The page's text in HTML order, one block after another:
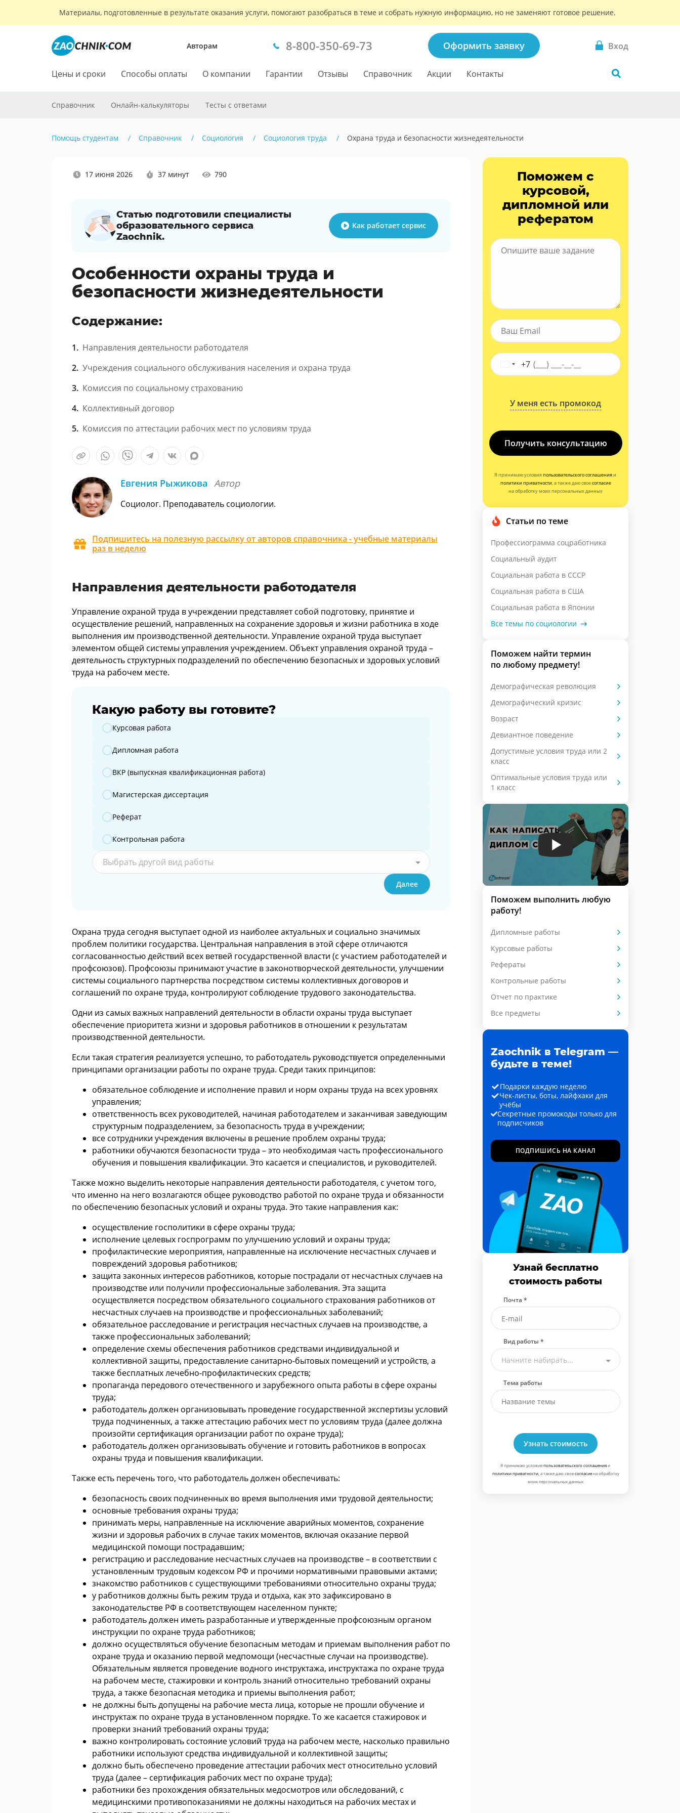
Материалы, подготовленные в результате оказания услуги, помогают разобраться в теме и собрать нужную информацию, но не заменяют готовое решение.
Авторам 8-800-350-69-73 Оформить заявку Вход
Цены и сроки Способы оплаты О компании Гарантии Отзывы Справочник Акции Контакты
Справочник Онлайн-калькуляторы Тесты с ответами
Помощь студентам Справочник Социология Социология труда Охрана труда и безопасности жизнедеятельности
17 июня 2026 37 минут 790
Статью подготовили специалисты
образовательного сервиса
Zaochnik.
Как работает сервис
Особенности охраны труда и
безопасности жизнедеятельности
Содержание:
Направления деятельности работодателя
Учреждения социального обслуживания населения и охрана труда
Комиссия по социальному страхованию
Коллективный договор
Комиссия по аттестации рабочих мест по условиям труда
Евгения Рыжикова Автор
Социолог. Преподаватель социологии.
Подпишитесь на полезную рассылку от авторов справочника - учебные материалы
раз в неделю
Направления деятельности работодателя
Управление охраной труда в учреждении представляет собой подготовку, принятие и
осуществление решений, направленных на сохранение здоровья и жизни работника в ходе
выполнения им производственной деятельности. Управление охраной труда выступает
элементом общей системы управления учреждением. Объект управления охраной труда –
деятельность структурных подразделений по обеспечению безопасных и здоровых условий
труда на рабочем месте.
Какую работу вы готовите?
Какую работу вы готовите?
Курсовая работа
Дипломная работа
ВКР (выпускная квалификационная работа)
Магистерская диссертация
Реферат
Контрольная работа
Выбрать другой вид работы
Далее
Охрана труда сегодня выступает одной из наиболее актуальных и социально значимых
проблем политики государства. Центральная направления в этой сфере отличаются
согласованностью действий всех ветвей государственной власти (с участием работодателей и
профсоюзов). Профсоюзы принимают участие в законотворческой деятельности, улучшении
системы социального партнерства посредством системы коллективных договоров и
соглашений по охране труда, контролируют соблюдение трудового законодательства.
Одни из самых важных направлений деятельности в области охраны труда выступает
обеспечение приоритета жизни и здоровья работников в отношении к результатам
производственной деятельности.
Если такая стратегия реализуется успешно, то работодатель руководствуется определенными
принципами организации работы по охране труда. Среди таких принципов:
обязательное соблюдение и исполнение правил и норм охраны труда на всех уровнях
управления;
ответственность всех руководителей, начиная работодателем и заканчивая заведующим
структурным подразделением, за безопасность труда в учреждении;
все сотрудники учреждения включены в решение проблем охраны труда;
работники обучаются безопасности труда – это необходимая часть профессионального
обучения и повышения квалификации. Это касается и специалистов, и руководителей.
Также можно выделить некоторые направления деятельности работодателя, с учетом того,
что именно на него возлагаются общее руководство работой по охране труда и обязанности
по обеспечению безопасных условий и охраны труда. Это такие направления как:
осуществление госполитики в сфере охраны труда;
исполнение целевых госпрограмм по улучшению условий и охраны труда;
профилактические мероприятия, направленные на исключение несчастных случаев и
повреждений здоровья работников;
защита законных интересов работников, которые пострадали от несчастных случаев на
производстве или получили профессиональные заболевания. Эта защита
осуществляется посредством обязательного социального страхования работников от
несчастных случаев на производстве и профессиональных заболеваний;
обязательное расследование и регистрация несчастных случаев на производстве, а
также профессиональных заболеваний;
определение схемы обеспечения работников средствами индивидуальной и
коллективной защиты, предоставление санитарно-бытовых помещений и устройств, а
также бесплатных лечебно-профилактических средств;
пропаганда передового отечественного и зарубежного опыта работы в сфере охраны
труда;
работодатель должен организовывать проведение государственной экспертизы условий
труда подчиненных, а также аттестацию рабочих мест по условиям труда (далее должна
произойти сертификация организации работ по охране труда);
работодатель должен организовывать обучение и готовить работников в вопросах
охраны труда и повышения квалификации.
Также есть перечень того, что работодатель должен обеспечивать:
безопасность своих подчиненных во время выполнения ими трудовой деятельности;
основные требования охраны труда;
принимать меры, направленные на исключение аварийных моментов, сохранение
жизни и здоровья рабочих в случае таких моментов, включая оказание первой
медицинской помощи пострадавшим;
регистрацию и расследование несчастных случаев на производстве – в соответствии с
установленным трудовым кодексом РФ и прочими нормативными правовыми актами;
знакомство работников с существующими требованиями относительно охраны труда;
у работников должны быть режим труда и отдыха, как это зафиксировано в
законодательстве РФ в соответствующем населенном пункте;
работодатель должен иметь разработанные и утвержденные профсоюзным органом
инструкции по охране труда работников;
должно осуществляться обучение безопасным методам и приемам выполнения работ по
охране труда и оказанию первой медпомощи (несчастные случаи на производстве).
Обязательным является проведение водного инструктажа, инструктажа по охране труда
на рабочем месте, стажировки и контроль знаний относительно требований охраны
труда, а также безопасная методика и приемы выполнения работ;
не должны быть допущены на рабочие места лица, которые не прошли обучение и
инструктаж по охране труда в установленном порядке. То же касается стажировок и
проверки знаний требований охраны труда;
важно контролировать состояние условий труда на рабочем месте, насколько правильно
работники используют средства индивидуальной и коллективной защиты;
должно быть обеспечено проведение аттестации рабочих мест относительно условий
труда (далее – сертификация рабочих мест по охране труда);
работники без прохождения обязательных медосмотров или обследований, с
медицинскими противопоказаниями не должны находиться на рабочих местах и
Поможем с
курсовой,
дипломной или
рефератом
+7
У меня есть промокод
Получить консультацию
Я принимаю условияпользовательского соглашенияи
политики приватности, а также даю своесогласие
на обработку моих персональных данных
Статьи по теме
Профессиограмма соцработника
Социальный аудит
Социальная работа в СССР
Социальная работа в США
Социальная работа в Японии
Все темы по социологии
Поможем найти термин
по любому предмету!
Демографическая революция
Демографический кризис
Возраст
Девиантное поведение
Допустимые условия труда или 2
класс
Оптимальные условия труда или
1 класс
Поможем выполнить любую
работу!
Дипломные работы
Курсовые работы
Рефераты
Контрольные работы
Отчет по практике
Все предметы
Zaochnik в Telegram —
будьте в теме!
Подарки каждую неделю
Чек-листы, боты, лайфхаки для
учёбы
Секретные промокоды только для
подписчиков
ПОДПИШИСЬ НА КАНАЛ
Узнай бесплатно
стоимость работы
Почта *
Вид работы *
Начните набирать...
Тема работы
Узнать стоимость
Я принимаю условияпользовательского соглашенияи
политики приватности, а также даю своесогласиена обработку
моих персональных данных